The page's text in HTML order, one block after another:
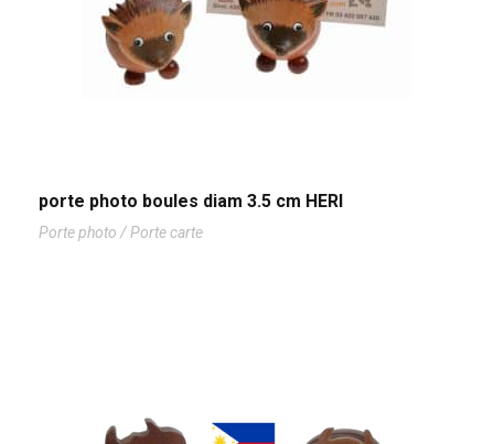
porte photo boules diam 3.5 cm HERI
Porte photo / Porte carte